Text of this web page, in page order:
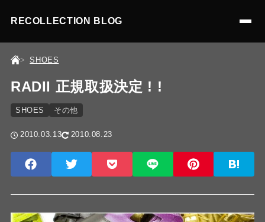
RECOLLECTION BLOG
SHOES
RADII 正規取扱決定 ! !
SHOES その他
2010.03.13 2010.08.23